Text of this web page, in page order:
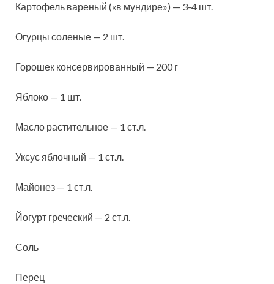
Картофель вареный («в мундире») — 3-4 шт.
Огурцы соленые — 2 шт.
Горошек консервированный — 200 г
Яблоко — 1 шт.
Масло растительное — 1 ст.л.
Уксус яблочный — 1 ст.л.
Майонез — 1 ст.л.
Йогурт греческий — 2 ст.л.
Соль
Перец